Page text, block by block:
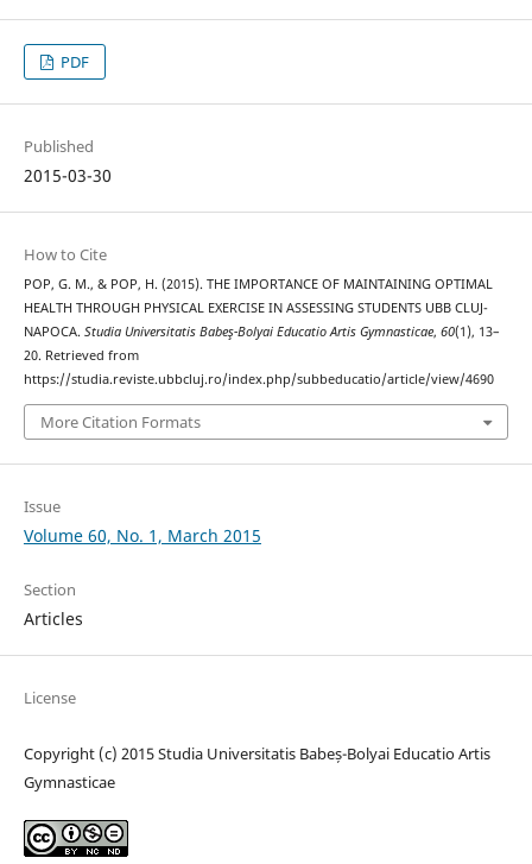
PDF
Published
2015-03-30
How to Cite
POP, G. M., & POP, H. (2015). THE IMPORTANCE OF MAINTAINING OPTIMAL
HEALTH THROUGH PHYSICAL EXERCISE IN ASSESSING STUDENTS UBB CLUJ-
NAPOCA. Studia Universitatis Babeş-Bolyai Educatio Artis Gymnasticae, 60(1), 13–
20. Retrieved from
https://studia.reviste.ubbcluj.ro/index.php/subbeducatio/article/view/4690
More Citation Formats
Issue
Volume 60, No. 1, March 2015
Section
Articles
License
Copyright (c) 2015 Studia Universitatis Babeș-Bolyai Educatio Artis
Gymnasticae